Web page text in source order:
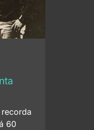
60